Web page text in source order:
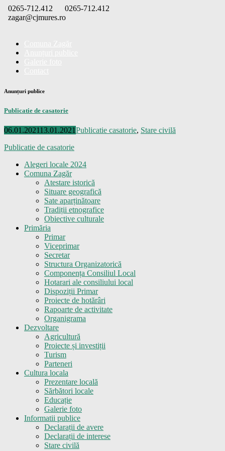
Skip
to
0265-712.412
0265-712.412
zagar@cjmures.ro
Anunțuri publice
Publicatie de casatorie
Posted
06.01.202113.01.2021Categories
Publicatie casatorie, Stare civilă
Publicatie de casatorie
Alegeri locale 2024
Comuna Zagăr
Atestare istorică
Situare geografică
Sate aparținătoare
Tradiții etnografice
Obiective culturale
Primăria
Primar
Viceprimar
Secretar
Structura Organizatorică
Componența Consiliul Local
Hotarari ale consiliului local
Dispoziții Primar
Proiecte de hotărâri
Rapoarte de activitate
Organigrama
Dezvoltare
Agricultură
Proiecte și investiții
Turism
Parteneri
Cultura locala
Prezentare locală
Sărbători locale
Educație
Galerie foto
Informatii publice
Declarații de avere
Declarații de interese
Stare civilă